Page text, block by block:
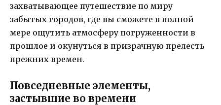
захватывающее путешествие по миру
забытых городов, где вы сможете в полной
мере ощутить атмосферу погруженности в
прошлое и окунуться в призрачную прелесть
прежних времен.
Повседневные элементы,
застывшие во времени